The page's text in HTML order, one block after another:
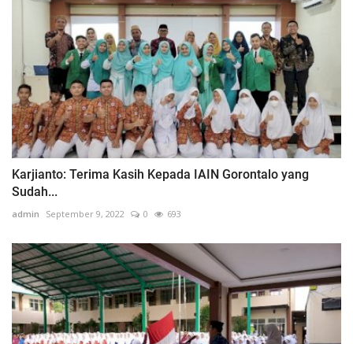
Karjianto: Terima Kasih Kepada IAIN Gorontalo yang
Sudah...
admin September 9, 2022 0 693